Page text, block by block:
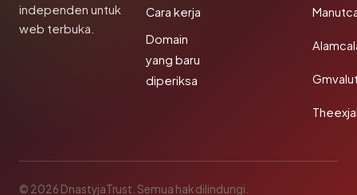
independen untuk
web terbuka.
Cara kerja
Domain
yang baru
diperiksa
© 2026 DnastyjaTrust. Semua hak dilindungi.